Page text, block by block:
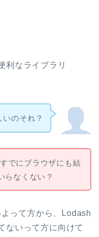
利なライブラリ
のそれ？
でにブラウザにも結
らなくない？
って方から、Lodash
ないって方に向けて